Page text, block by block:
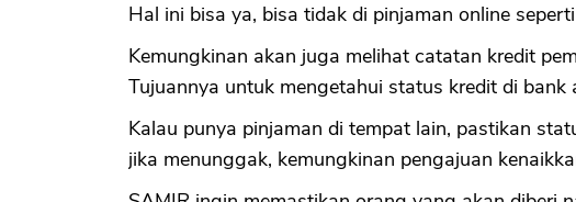
Hal ini bisa ya, bisa tidak di pinjaman online
Kemungkinan akan juga melihat catatan kredit
Tujuannya untuk mengetahui status kredit di bank
Kalau punya pinjaman di tempat lain, pastikan
jika menunggak, kemungkinan pengajuan